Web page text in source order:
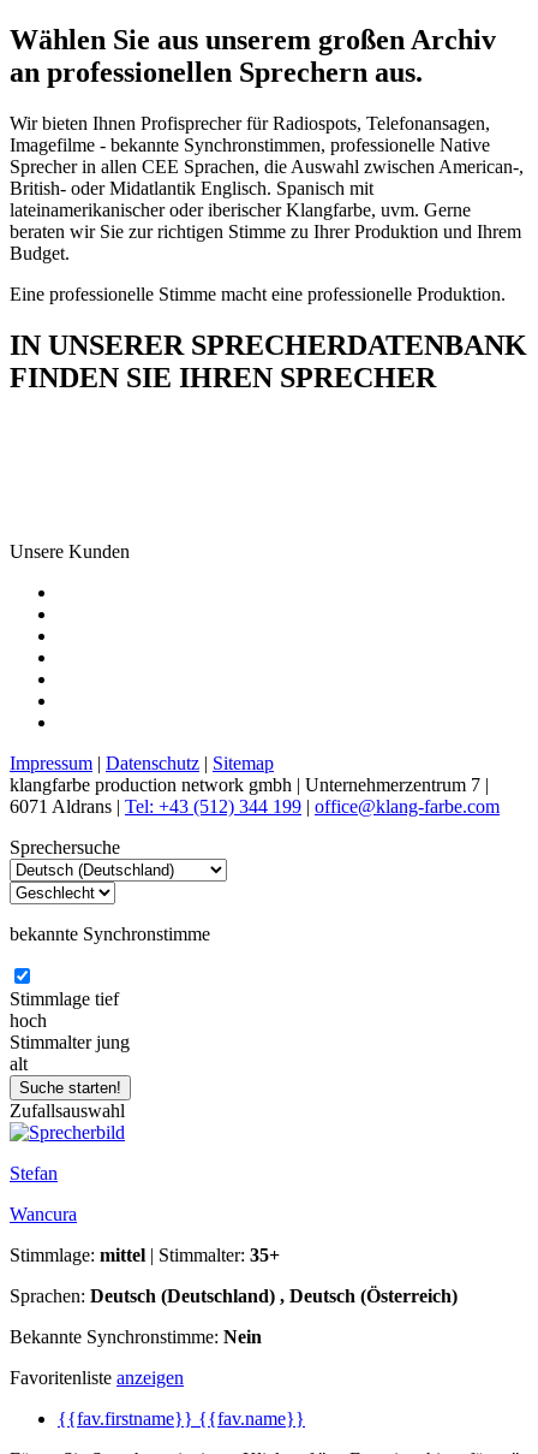
Wählen Sie aus unserem großen Archiv
an professionellen Sprechern aus.
Wir bieten Ihnen Profisprecher für Radiospots, Telefonansagen,
Imagefilme - bekannte Synchronstimmen, professionelle Native
Sprecher in allen CEE Sprachen, die Auswahl zwischen American-,
British- oder Midatlantik Englisch. Spanisch mit
lateinamerikanischer oder iberischer Klangfarbe, uvm. Gerne
beraten wir Sie zur richtigen Stimme zu Ihrer Produktion und Ihrem
Budget.
Eine professionelle Stimme macht eine professionelle Produktion.
IN UNSERER SPRECHERDATENBANK
FINDEN SIE IHREN SPRECHER
Unsere Kunden
Impressum | Datenschutz | Sitemap
klangfarbe production network gmbh | Unternehmerzentrum 7 |
6071 Aldrans | Tel: +43 (512) 344 199 | office@klang-farbe.com
Sprechersuche
bekannte Synchronstimme
Stimmlage tief
hoch
Stimmalter jung
alt
Zufallsauswahl
Stefan
Wancura
Stimmlage: mittel | Stimmalter: 35+
Sprachen: Deutsch (Deutschland) , Deutsch (Österreich)
Bekannte Synchronstimme: Nein
Favoritenliste anzeigen
{{fav.firstname}} {{fav.name}}